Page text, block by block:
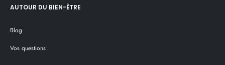
AUTOUR DU BIEN-ÊTRE
Blog
Vos questions